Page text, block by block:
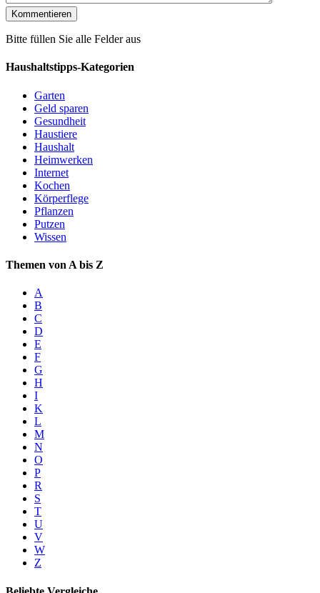
Bitte füllen Sie alle Felder aus
Haushaltstipps-Kategorien
Garten
Geld sparen
Gesundheit
Haustiere
Haushalt
Heimwerken
Internet
Kochen
Körperflege
Pflanzen
Putzen
Wissen
Themen von A bis Z
A
B
C
D
E
F
G
H
I
K
L
M
N
O
P
R
S
T
U
V
W
Z